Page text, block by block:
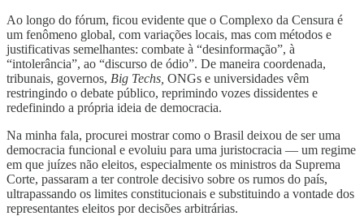
Ao longo do fórum, ficou evidente que o Complexo da Censura é
um fenômeno global, com variações locais, mas com métodos e
justificativas semelhantes: combate à “desinformação”, à
“intolerância”, ao “discurso de ódio”. De maneira coordenada,
tribunais, governos, Big Techs, ONGs e universidades vêm
restringindo o debate público, reprimindo vozes dissidentes e
redefinindo a própria ideia de democracia.
Na minha fala, procurei mostrar como o Brasil deixou de ser uma
democracia funcional e evoluiu para uma juristocracia — um regime
em que juízes não eleitos, especialmente os ministros da Suprema
Corte, passaram a ter controle decisivo sobre os rumos do país,
ultrapassando os limites constitucionais e substituindo a vontade dos
representantes eleitos por decisões arbitrárias.